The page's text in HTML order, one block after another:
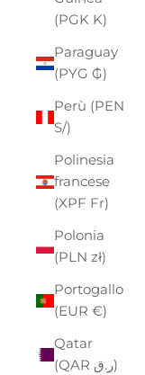
(PGK K)
Paraguay
(PYG ₲)
Perù (PEN
S/)
Polinesia
francese
(XPF Fr)
Polonia
(PLN zł)
Portogallo
(EUR €)
Qatar
(QAR ر.ق)